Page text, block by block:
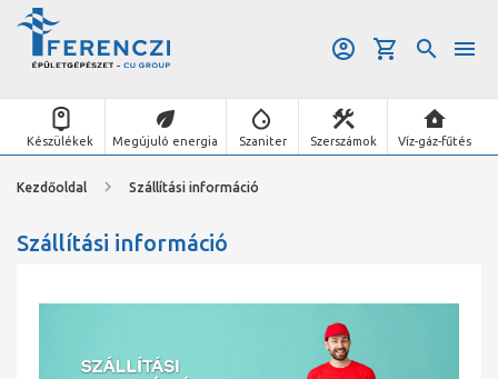
Készülékek Megújuló energia Szaniter Szerszámok Víz-gáz-fűtés
Kezdőoldal Szállítási információ
Szállítási információ